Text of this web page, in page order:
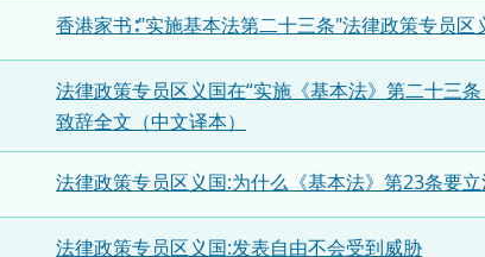
香港家书∶"实施基本法第二十三条"法律政策专员区
法律政策专员区义国在“实施《基本法》第二十三
致辞全文（中文译本）
法律政策专员区义国:为什么《基本法》第23条要
法律政策专员区义国:发表自由不会受到威胁